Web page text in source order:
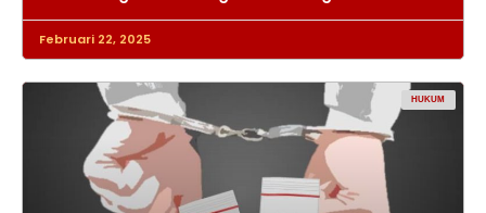
Februari 22, 2025
HUKUM